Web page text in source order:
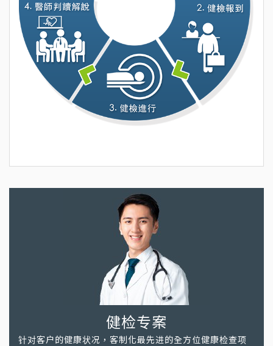
健检专案
针对客户的健康状况，客制化最先进的全方位健康检查项